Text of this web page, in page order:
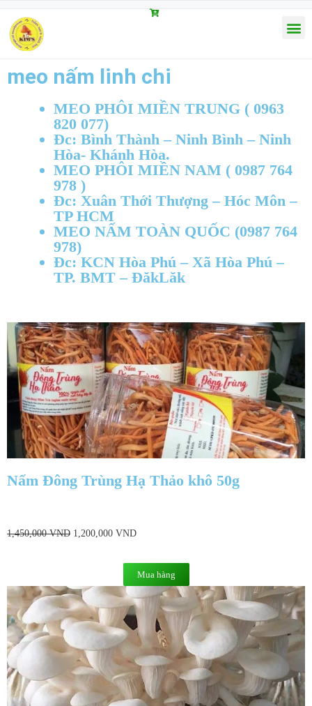
meo nấm linh chi
MEO PHÔI MIỀN TRUNG ( 0963
820 077)
Đc: Bình Thành – Ninh Bình – Ninh
Hòa- Khánh Hòa.
MEO PHÔI MIỀN NAM ( 0987 764
978 )
Đc: Xuân Thới Thượng – Hóc Môn –
TP HCM
MEO NẤM TOÀN QUỐC (0987 764
978)
Đc: KCN Hòa Phú – Xã Hòa Phú –
TP. BMT – ĐăkLăk
Nấm Đông Trùng Hạ Thảo khô 50g
1,450,000VND 1,200,000 VND
Mua hàng